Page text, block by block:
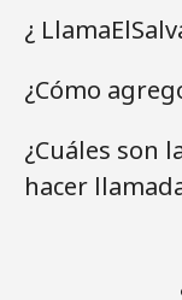
¿
¿Cómo
¿Cuáles son
hacer